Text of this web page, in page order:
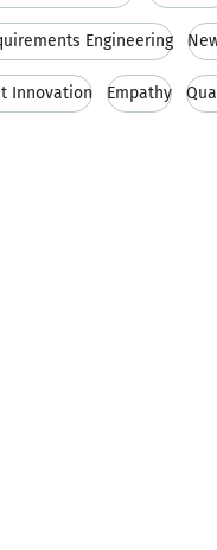
Engineering
Innovation Empathy